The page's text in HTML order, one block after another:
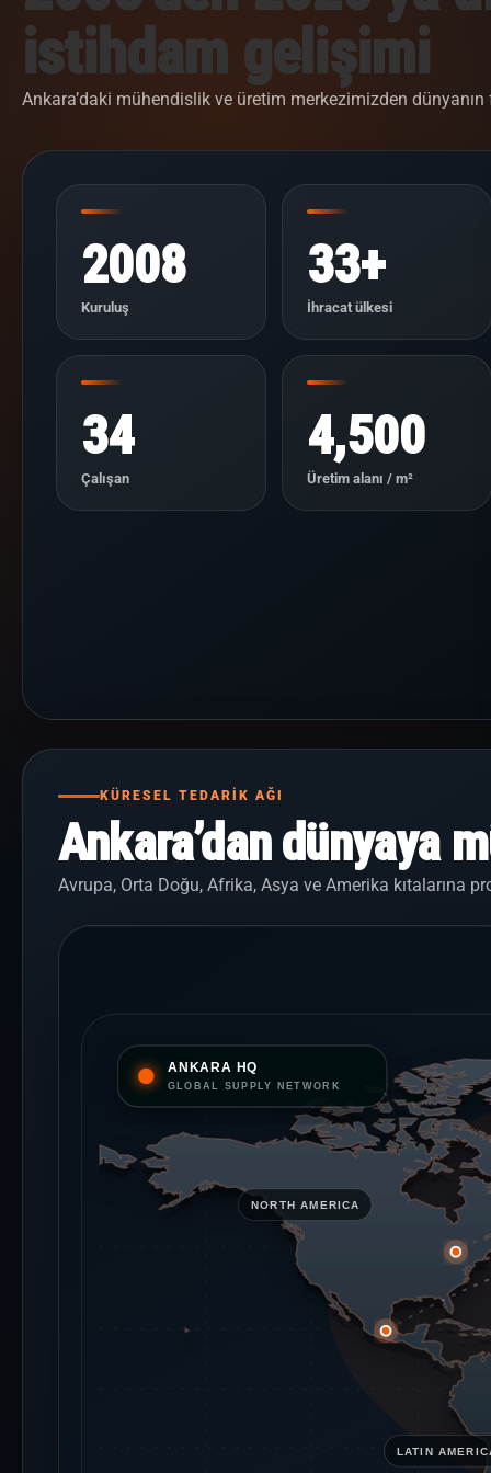
istihdam gelişimi
Ankara’daki mühendislik ve üretim merkezimizden
2008
Kuruluş
33+
İhracat ülkesi
34
Çalışan
4,500
Üretim alanı / m²
KÜRESEL TEDARİK AĞI
Ankara’dan dünyaya
Avrupa, Orta Doğu, Afrika, Asya ve Amerika kıtalarına
NORTH AMERICA
LATIN
ANKARA HQ
GLOBAL SUPPLY NETWORK